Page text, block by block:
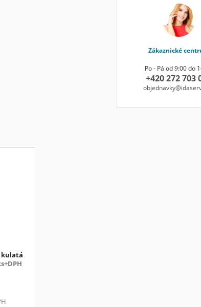
Zákaznické
Po - Pá od 9:00 do
+420 272 703
kulatá